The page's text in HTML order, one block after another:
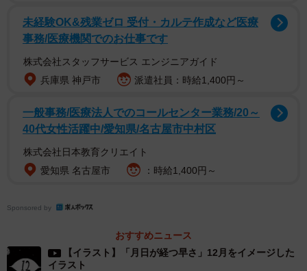
徐々にスピードを上げてゆく２月から６月――。
未経験OK&残業ゼロ 受付・カルテ作成など医療
事務/医療機関でのお仕事です
株式会社スタッフサービス エンジニアガイド
兵庫県 神戸市
派遣社員：時給1,400円～
一般事務/医療法人でのコールセンター業務/20～
40代女性活躍中/愛知県/名古屋市中村区
株式会社日本教育クリエイト
愛知県 名古屋市
：時給1,400円～
Sponsored by
おすすめニュース
【イラスト】「月日が経つ早さ」12月をイメージした
イラスト